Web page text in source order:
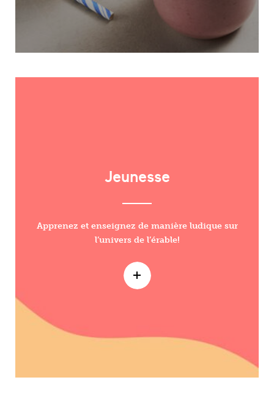
Jeunesse
Apprenez et enseignez de manière ludique sur
l’univers de l’érable!